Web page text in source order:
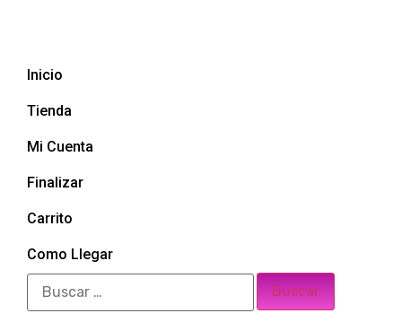
Inicio
Tienda
Mi Cuenta
Finalizar
Carrito
Como Llegar